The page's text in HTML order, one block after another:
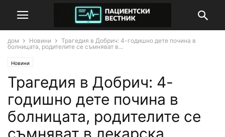
дом Новини
Трагедия в Добрич: 4-годишно дете почина в
болницата, родителите се съмняват в...
Новини
Трагедия в Добрич: 4-
годишно дете почина в
болницата, родителите се